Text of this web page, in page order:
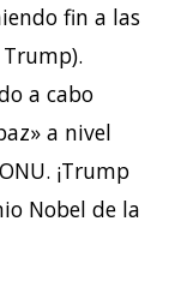
fin a las
a cabo
a nivel
¡Trump
Nobel de la